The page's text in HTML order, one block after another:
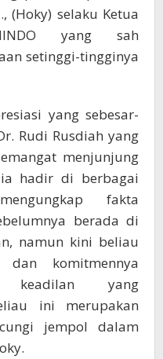
(Hoky) selaku Ketua
yang sah
setinggi-tingginya
yang sebesar-
Rudi Rusdiah yang
menjunjung
hadir di berbagai
fakta
berada di
namun kini beliau
dan komitmennya
keadilan yang
ini merupakan
jempol dalam